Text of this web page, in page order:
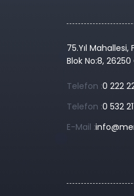
75.Yıl
Blok No:8,
Telefon :0 222
Telefon :0 532
E-Mail :